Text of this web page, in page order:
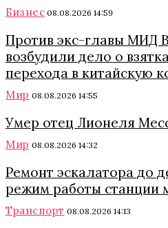
Бизнес 08.08.2026 14:59
Против экс-главы МИД
возбудили дело о
перехода в китайскую
Мир 08.08.2026 14:55
Умер отец Лионеля
Мир 08.08.2026 14:32
Ремонт эскалатора до
режим работы станции
Транспорт 08.08.2026 14:13